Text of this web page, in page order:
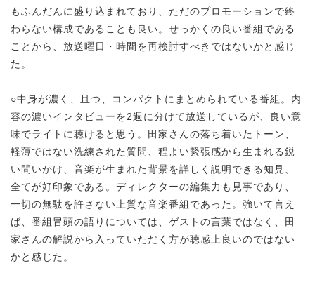
もふんだんに盛り込まれており、ただのプロモーションで終
わらない構成であることも良い。せっかくの良い番組である
ことから、放送曜日・時間を再検討すべきではないかと感じ
た。
○中身が濃く、且つ、コンパクトにまとめられている番組。内
容の濃いインタビューを2週に分けて放送しているが、良い意
味でライトに聴けると思う。田家さんの落ち着いたトーン、
軽薄ではない洗練された質問、程よい緊張感から生まれる鋭
い問いかけ、音楽が生まれた背景を詳しく説明できる知見、
全てが好印象である。ディレクターの編集力も見事であり、
一切の無駄を許さない上質な音楽番組であった。強いて言え
ば、番組冒頭の語りについては、ゲストの言葉ではなく、田
家さんの解説から入っていただく方が聴感上良いのではない
かと感じた。